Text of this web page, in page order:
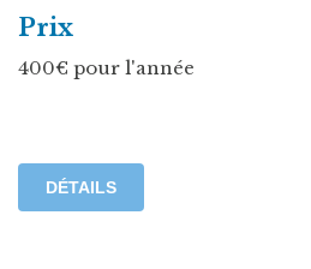
Prix
400€ pour l'année
DÉTAILS